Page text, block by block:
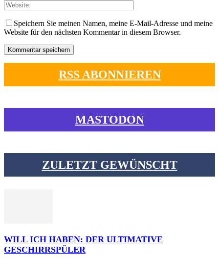
Speichern Sie meinen Namen, meine E-Mail-Adresse und meine
Website für den nächsten Kommentar in diesem Browser.
RSS ABONNIEREN
MASTODON
ZULETZT GEWÜNSCHT
WILL ICH HABEN: DER ULTIMATIVE
GESCHIRRSPÜLER